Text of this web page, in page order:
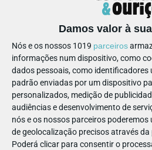
Damos valor à
Nós e os nossos 1019 parceiros
informações num dispositivo, como
dados pessoais, como identificadores
padrão enviadas por um dispositivo
personalizados, medição de
audiências e desenvolvimento de
nós e os nossos parceiros
de geolocalização precisos através
Poderá clicar para consentir o
Água, terra, ar e fogo - quatro
muitas ideias. Mo museu, é
quatro elementos se fazem sentir
que histórias e sentimentos trazem
🗓️3.ª a dom.: 10h- 17h
💶 3,5€/aluno